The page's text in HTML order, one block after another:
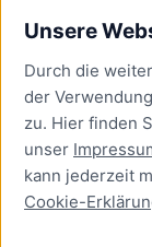
Unsere
Durch die
der
zu. Hier finden
unser
kann jederzeit
Cookie-
Übersicht
Bürgerservice
Presse